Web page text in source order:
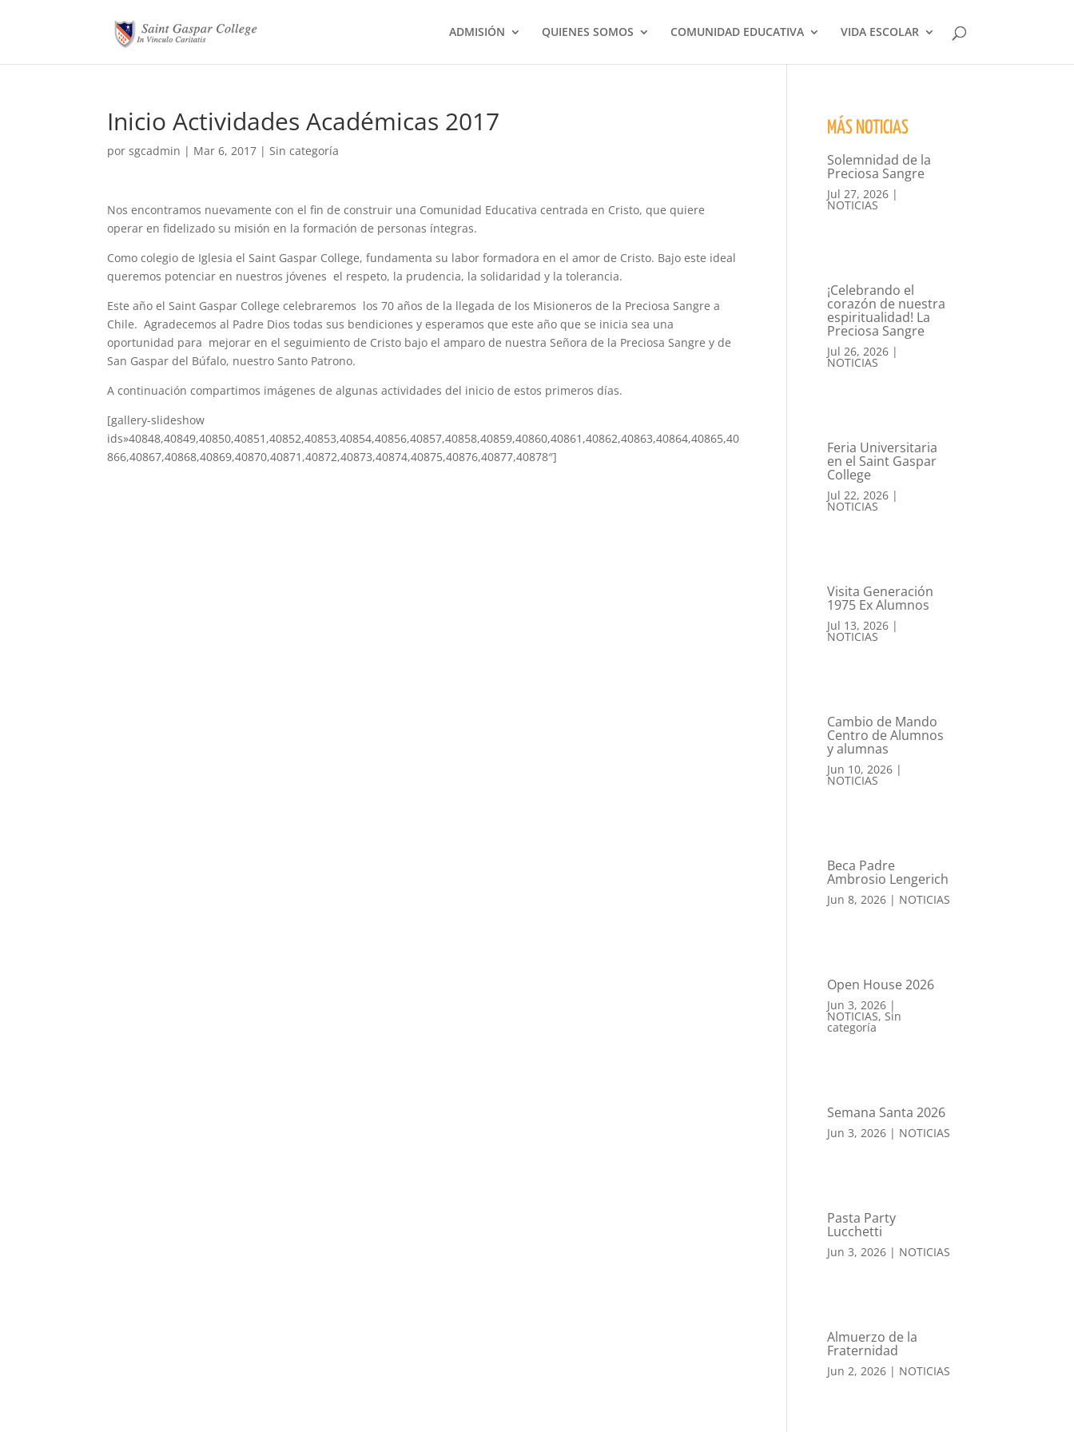
ADMISIÓN QUIENES SOMOS COMUNIDAD EDUCATIVA VIDA ESCOLAR
Inicio Actividades Académicas 2017
porsgcadmin | Mar 6, 2017 |Sin categoría
Nos encontramos nuevamente con el fin de construir una Comunidad Educativa centrada en Cristo, que quiere
operar en fidelizado su misión en la formación de personas íntegras.
Como colegio de Iglesia el Saint Gaspar College, fundamenta su labor formadora en el amor de Cristo. Bajo este ideal
queremos potenciar en nuestros jóvenes el respeto, la prudencia, la solidaridad y la tolerancia.
Este año el Saint Gaspar College celebraremos los 70 años de la llegada de los Misioneros de la Preciosa Sangre a
Chile. Agradecemos al Padre Dios todas sus bendiciones y esperamos que este año que se inicia sea una
oportunidad para mejorar en el seguimiento de Cristo bajo el amparo de nuestra Señora de la Preciosa Sangre y de
San Gaspar del Búfalo, nuestro Santo Patrono.
A continuación compartimos imágenes de algunas actividades del inicio de estos primeros días.
[gallery-slideshow
ids»40848,40849,40850,40851,40852,40853,40854,40856,40857,40858,40859,40860,40861,40862,40863,40864,40865,40
866,40867,40868,40869,40870,40871,40872,40873,40874,40875,40876,40877,40878″]
MÁS NOTICIAS
Solemnidad de la
Preciosa Sangre
Jul 27, 2026|
NOTICIAS
¡Celebrando el
corazón de nuestra
espiritualidad! La
Preciosa Sangre
Jul 26, 2026|
NOTICIAS
Feria Universitaria
en el Saint Gaspar
College
Jul 22, 2026|
NOTICIAS
Visita Generación
1975 Ex Alumnos
Jul 13, 2026|
NOTICIAS
Cambio de Mando
Centro de Alumnos
y alumnas
Jun 10, 2026|
NOTICIAS
Beca Padre
Ambrosio Lengerich
Jun 8, 2026| NOTICIAS
Open House 2026
Jun 3, 2026|
NOTICIAS, Sin
categoría
Semana Santa 2026
Jun 3, 2026| NOTICIAS
Pasta Party
Lucchetti
Jun 3, 2026| NOTICIAS
Almuerzo de la
Fraternidad
Jun 2, 2026| NOTICIAS